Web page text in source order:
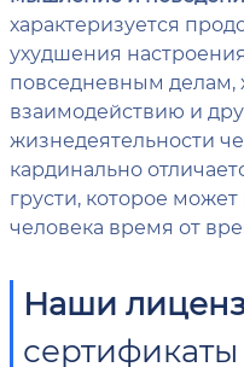
характеризуется
ухудшения
повседневным делам,
взаимодействию и
жизнедеятельности
кардинально
грусти, которое
человека время от
Наши
сертификаты